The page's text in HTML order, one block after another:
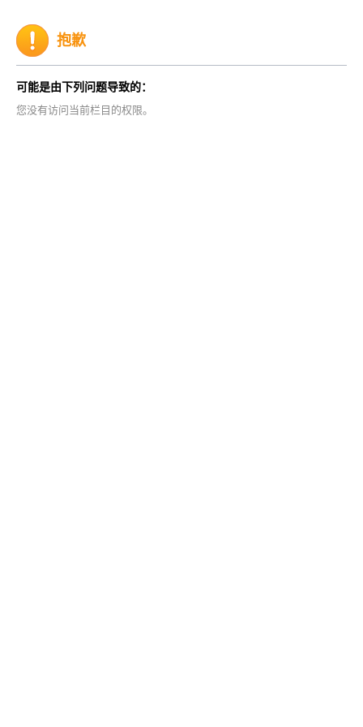
抱歉
可能是由下列问题导致的：
您没有访问当前栏目的权限。